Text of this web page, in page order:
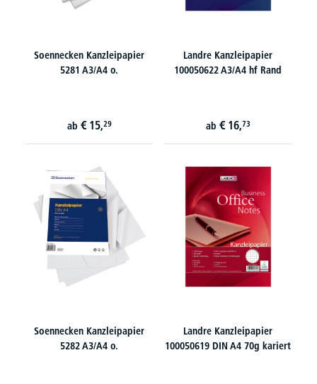
Soennecken Kanzleipapier
5281 A3/A4 o.
ab € 15,29
Landre Kanzleipapier
100050622 A3/A4 hf Rand
ab € 16,73
Soennecken Kanzleipapier
5282 A3/A4 o.
Landre Kanzleipapier
100050619 DIN A4 70g kariert